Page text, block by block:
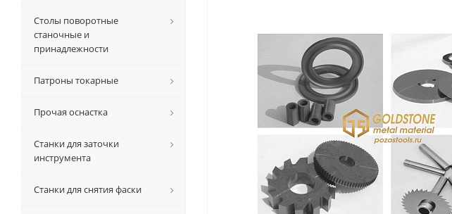
Столы поворотные
станочные и
принадлежности
Патроны токарные
Прочая оснастка
Станки для заточки
инструмента
Станки для снятия фаски